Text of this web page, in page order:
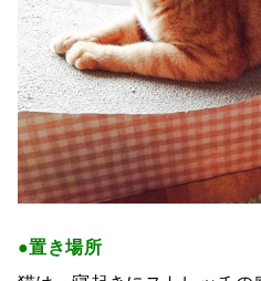
●置き場所